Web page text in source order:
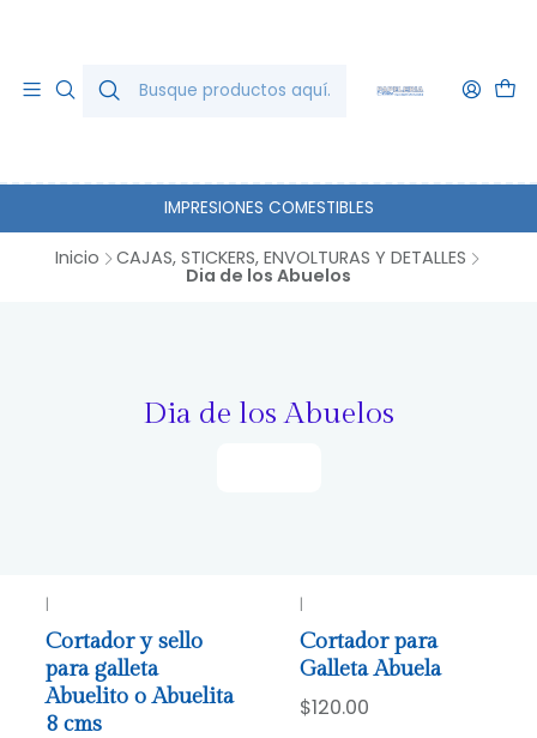
IMPRESIONES COMESTIBLES
Inicio CAJAS, STICKERS, ENVOLTURAS Y DETALLES
Dia de los Abuelos
Dia de los Abuelos
|
Cortador y sello
para galleta
Abuelito o Abuelita
8 cms
|
Cortador para
Galleta Abuela
$120.00